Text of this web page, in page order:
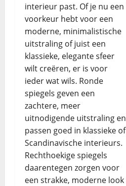
interieur past. Of je nu een
voorkeur hebt voor een
moderne, minimalistische
uitstraling of juist een
klassieke, elegante sfeer
wilt creëren, er is voor
ieder wat wils. Ronde
spiegels geven een
zachtere, meer
uitnodigende uitstraling en
passen goed in klassieke of
Scandinavische interieurs.
Rechthoekige spiegels
daarentegen zorgen voor
een strakke, moderne look